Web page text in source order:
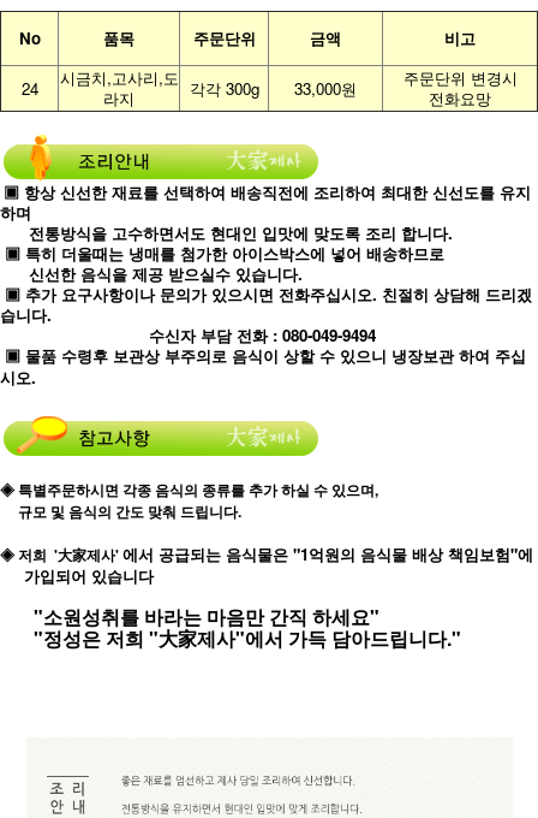
No 품목 주문단위 금액 비고
24
시금치,고사리,도
라지
각각 300g 33,000원
주문단위 변경시
전화요망
▣ 항상 신선한 재료를 선택하여 배송직전에 조리하여 최대한 신선도를 유지
하며
전통방식을 고수하면서도 현대인 입맛에 맞도록 조리 합니다.
▣ 특히 더울때는 냉매를 첨가한 아이스박스에 넣어 배송하므로
신선한 음식을 제공 받으실수 있습니다.
▣ 추가 요구사항이나 문의가 있으시면 전화주십시오. 친절히 상담해 드리겠
습니다.
수신자 부담 전화 : 080-049-9494
▣ 물품 수령후 보관상 부주의로 음식이 상할 수 있으니 냉장보관 하여 주십
시오.
◈ 특별주문하시면 각종 음식의 종류를 추가 하실 수 있으며,
규모 및 음식의 간도 맞춰 드립니다.
◈ 저희 '大家제사'에서 공급되는 음식물은 "1억원의 음식물 배상 책임보험"에
가입되어 있습니다
"소원성취를 바라는 마음만 간직 하세요"
"정성은 저희 "大家제사"에서 가득 담아드립니다."